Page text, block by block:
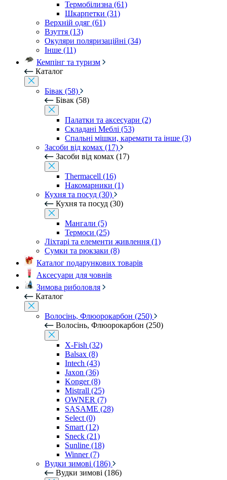
Термобілизна (61)
Шкарпетки (31)
Верхній одяг (61)
Взуття (13)
Окуляри поляризаційні (34)
Інше (11)
Кемпінг та туризм
Каталог
Бівак (58)
Бівак (58)
Палатки та аксесуари (2)
Складані Меблі (53)
Спальні мішки, каремати та інше (3)
Засоби від комах (17)
Засоби від комах (17)
Thermacell (16)
Накомарники (1)
Кухня та посуд (30)
Кухня та посуд (30)
Мангали (5)
Термоси (25)
Ліхтарі та елементи живлення (1)
Сумки та рюкзаки (8)
Каталог подарункових товарів
Аксесуари для човнів
Зимова риболовля
Каталог
Волосінь, Флюорокарбон (250)
Волосінь, Флюорокарбон (250)
X-Fish (32)
Balsax (8)
Intech (43)
Jaxon (36)
Konger (8)
Mistrall (25)
OWNER (7)
SASAME (28)
Select (0)
Smart (12)
Sneck (21)
Sunline (18)
Winner (7)
Вудки зимові (186)
Вудки зимові (186)